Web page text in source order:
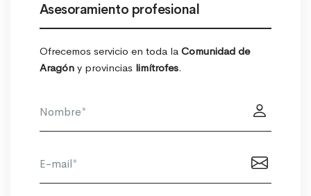
Asesoramiento profesional
Ofrecemos servicio en toda la Comunidad de
Aragóny provincias limítrofes.